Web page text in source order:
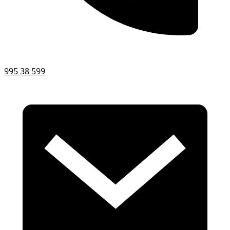
995 38 599